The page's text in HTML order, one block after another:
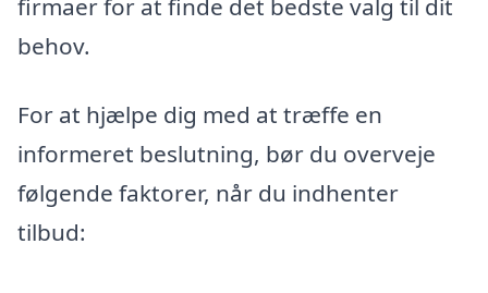
behov.
For at hjælpe dig med at træffe en
informeret beslutning, bør du overveje
følgende faktorer, når du indhenter
tilbud: